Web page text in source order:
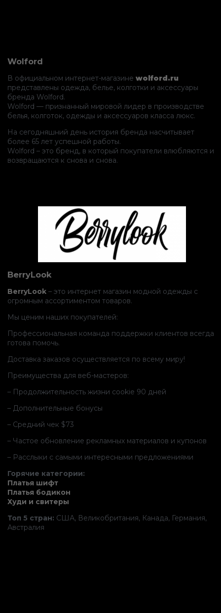
Wolford
В официальном интернет-магазине wolford.ru
представлены одежда, белье, колготки и аксессуары
бренда Wolford.
Wolford — признанный мировой лидер в производстве
белья, колготок, одежды и аксессуаров класса люкс.
На сегодняшний день история бренда насчитывает
более 65 лет успешной работы.
Wolford – это бренд, в который покупатели влюбляются и
возвращаются к снова и снова.
BerryLook
BerryLook – это интернет магазин модной одежды с
огромным ассортиментом товаров.
Мы ценим наших покупателей:
Профессиональная команда поддержки клиентов всегда
готова помочь.
Доставка заказов осуществляется по всему миру!
Преимущества для веб-мастеров:
– Продолжительность жизни cookie 90 дней
– Дополнительные бонусы
– Средний чек $73
– Частое обновление рекламных материалов и купонов
– Расслыки с самыми интересными предложениями
Горячие категории:
Платья шифт
Платья бодикон
Худи и свитеры
Топ 5 стран: США, Великобритания, Канада, Германия,
Австралия